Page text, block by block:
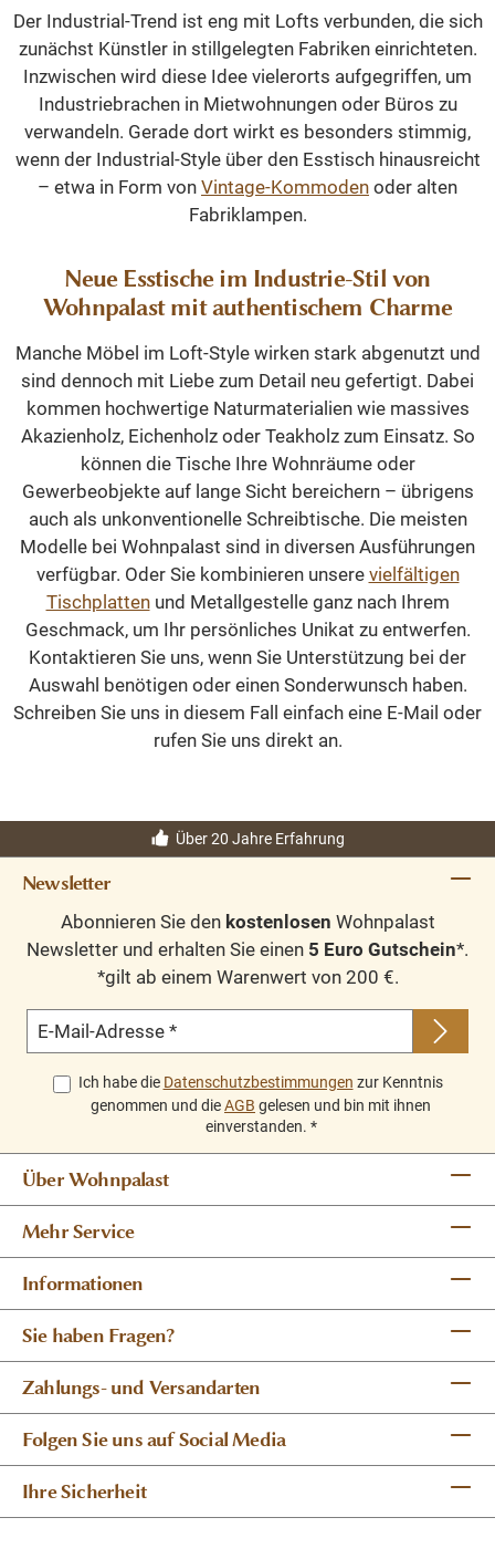
Der Industrial-Trend ist eng mit Lofts verbunden, die sich
zunächst Künstler in stillgelegten Fabriken einrichteten.
Inzwischen wird diese Idee vielerorts aufgegriffen, um
Industriebrachen in Mietwohnungen oder Büros zu
verwandeln. Gerade dort wirkt es besonders stimmig,
wenn der Industrial-Style über den Esstisch hinausreicht
– etwa in Form von Vintage-Kommoden oder alten
Fabriklampen.
Neue Esstische im Industrie-Stil von
Wohnpalast mit authentischem Charme
Manche Möbel im Loft-Style wirken stark abgenutzt und
sind dennoch mit Liebe zum Detail neu gefertigt. Dabei
kommen hochwertige Naturmaterialien wie massives
Akazienholz, Eichenholz oder Teakholz zum Einsatz. So
können die Tische Ihre Wohnräume oder
Gewerbeobjekte auf lange Sicht bereichern – übrigens
auch als unkonventionelle Schreibtische. Die meisten
Modelle bei Wohnpalast sind in diversen Ausführungen
verfügbar. Oder Sie kombinieren unsere vielfältigen
Tischplattenund Metallgestelle ganz nach Ihrem
Geschmack, um Ihr persönliches Unikat zu entwerfen.
Kontaktieren Sie uns, wenn Sie Unterstützung bei der
Auswahl benötigen oder einen Sonderwunsch haben.
Schreiben Sie uns in diesem Fall einfach eine E-Mail oder
rufen Sie uns direkt an.
Über 20 Jahre Erfahrung
Newsletter
Abonnieren Sie den kostenlosen Wohnpalast
Newsletter und erhalten Sie einen 5 Euro Gutschein*.
*gilt ab einem Warenwert von 200 €.
E-Mail-Adresse *
Ich habe die Datenschutzbestimmungen zur Kenntnis
genommen und dieAGB gelesen und bin mit ihnen
einverstanden. *
Über Wohnpalast
Mehr Service
Informationen
Sie haben Fragen?
Zahlungs- und Versandarten
Folgen Sie uns auf Social Media
Ihre Sicherheit